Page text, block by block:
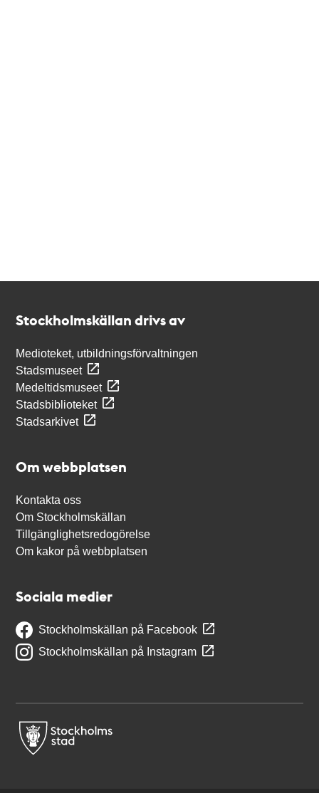
Stockholmskällan drivs av
Medioteket, utbildningsförvaltningen
Stadsmuseet
Medeltidsmuseet
Stadsbiblioteket
Stadsarkivet
Om webbplatsen
Kontakta oss
Om Stockholmskällan
Tillgänglighetsredogörelse
Om kakor på webbplatsen
Sociala medier
Stockholmskällan på Facebook
Stockholmskällan på Instagram